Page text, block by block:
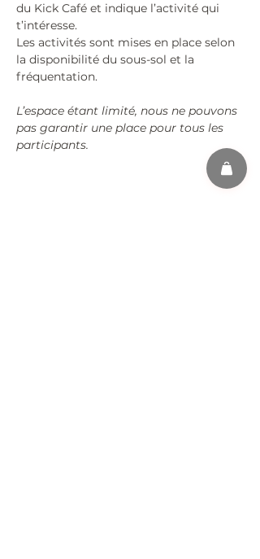
du Kick Café et indique l’activité qui
t’intéresse.
Les activités sont mises en place selon
la disponibilité du sous-sol et la
fréquentation.
L’espace étant limité, nous ne pouvons
pas garantir une place pour tous les
participants.